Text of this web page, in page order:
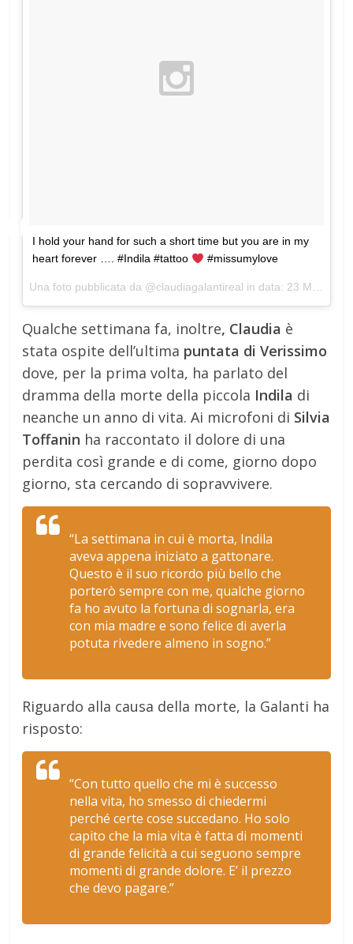
I hold your hand for such a short time but you are in my
heart forever …. #Indila #tattoo
#missumylove
Una foto pubblicata da @claudiagalantireal in data: 23 Mar 2015 alle ore 06:43 PDT
Qualche settimana fa, inoltre, Claudia è
stata ospite dell’ultima puntata di Verissimo
dove, per la prima volta, ha parlato del
dramma della morte della piccola Indila di
neanche un anno di vita. Ai microfoni di Silvia
Toffanin ha raccontato il dolore di una
perdita così grande e di come, giorno dopo
giorno, sta cercando di sopravvivere.
“La settimana in cui è morta, Indila
aveva appena iniziato a gattonare.
Questo è il suo ricordo più bello che
porterò sempre con me, qualche giorno
fa ho avuto la fortuna di sognarla, era
con mia madre e sono felice di averla
potuta rivedere almeno in sogno.”
Riguardo alla causa della morte, la Galanti ha
risposto:
“Con tutto quello che mi è successo
nella vita, ho smesso di chiedermi
perché certe cose succedano. Ho solo
capito che la mia vita è fatta di momenti
di grande felicità a cui seguono sempre
momenti di grande dolore. E’ il prezzo
che devo pagare.”